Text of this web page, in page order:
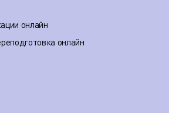
онлайн
онлайн